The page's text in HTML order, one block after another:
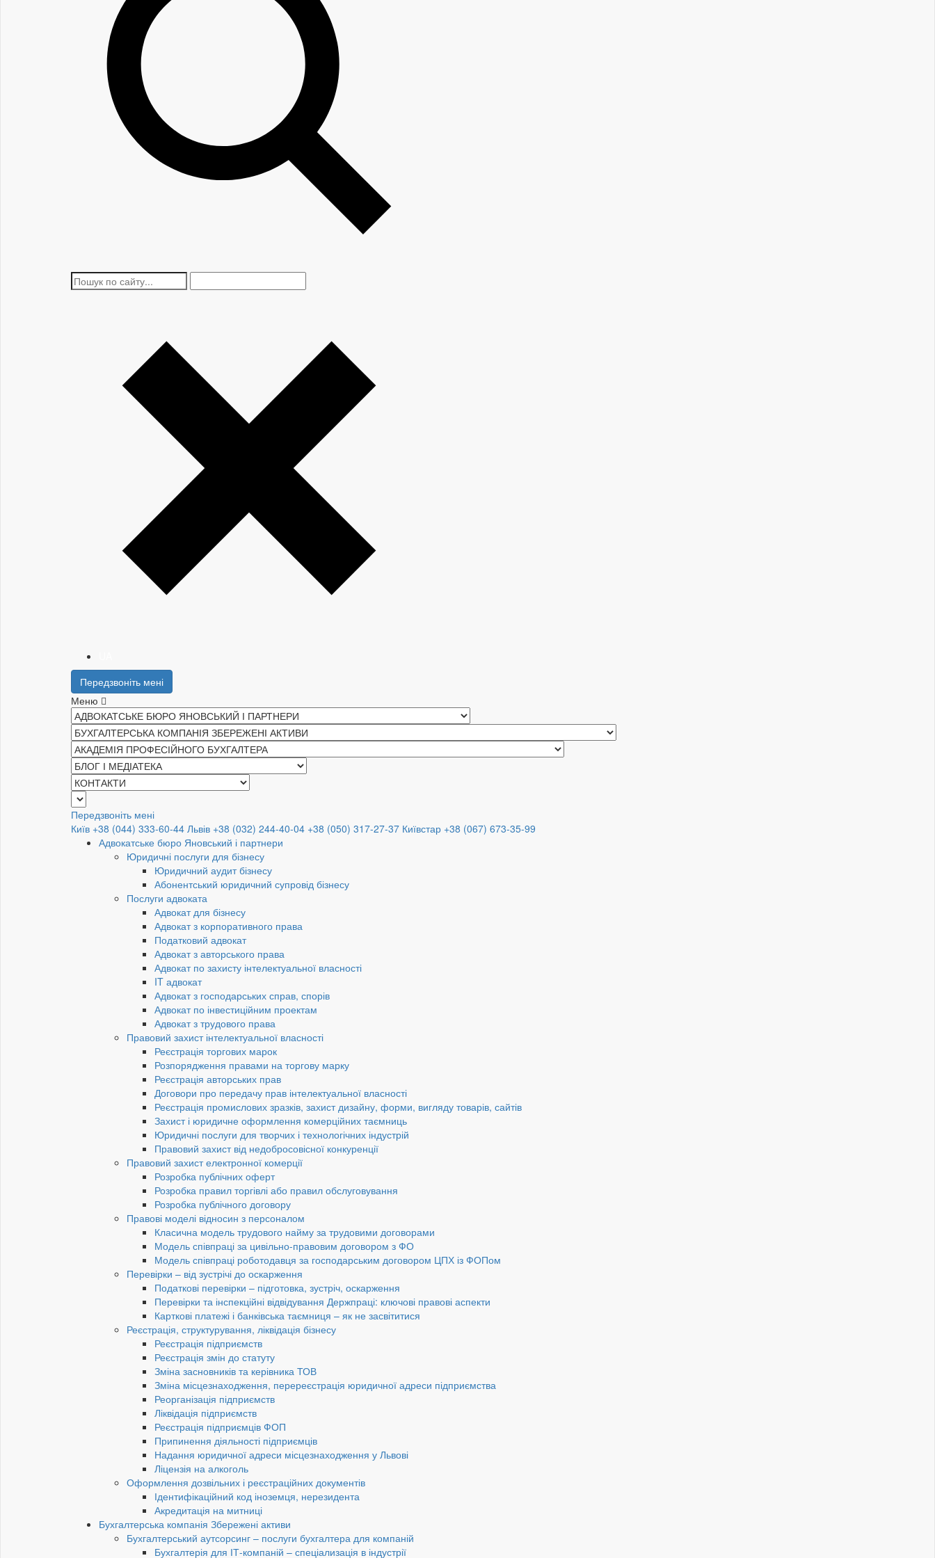
Передзвоніть мені
Меню
Передзвоніть мені
Київ +38 (044) 333-60-44 Львів +38 (032) 244-40-04 +38 (050) 317-27-37 Київстар +38 (067) 673-35-99
Адвокатське бюро Яновський і партнери
Юридичні послуги для бізнесу
Юридичний аудит бізнесу
Абонентський юридичний супровід бізнесу
Послуги адвоката
Адвокат для бізнесу
Адвокат з корпоративного права
Податковий адвокат
Адвокат з авторського права
Адвокат по захисту інтелектуальної власності
IT адвокат
Адвокат з господарських справ, спорів
Адвокат по інвестиційним проектам
Адвокат з трудового права
Правовий захист інтелектуальної власності
Реєстрація торгових марок
Розпорядження правами на торгову марку
Реєстрація авторських прав
Договори про передачу прав інтелектуальної власності
Реєстрація промислових зразків, захист дизайну, форми, вигляду товарів, сайтів
Захист і юридичне оформлення комерційних таємниць
Юридичні послуги для творчих і технологічних індустрій
Правовий захист від недобросовісної конкуренції
Правовий захист електронної комерції
Розробка публічних оферт
Розробка правил торгівлі або правил обслуговування
Розробка публічного договору
Правові моделі відносин з персоналом
Класична модель трудового найму за трудовими договорами
Модель співпраці за цивільно-правовим договором з ФО
Модель співпраці роботодавця за господарським договором ЦПХ із ФОПом
Перевірки – від зустрічі до оскарження
Податкові перевірки – підготовка, зустріч, оскарження
Перевірки та інспекційні відвідування Держпраці: ключові правові аспекти
Карткові платежі і банківська таємниця – як не засвітитися
Реєстрація, структурування, ліквідація бізнесу
Реєстрація підприємств
Реєстрація змін до статуту
Зміна засновників та керівника ТОВ
Зміна місцезнаходження, перереєстрація юридичної адреси підприємства
Реорганізація підприємств
Ліквідація підприємств
Реєстрація підприємців ФОП
Припинення діяльності підприємців
Надання юридичної адреси місцезнаходження у Львові
Ліцензія на алкоголь
Оформлення дозвільних і реєстраційних документів
Ідентифікаційний код іноземця, нерезидента
Акредитація на митниці
Бухгалтерська компанія Збережені активи
Бухгалтерський аутсорсинг – послуги бухгалтера для компаній
Бухгалтерія для ІТ-компаній – спеціализація в індустрії